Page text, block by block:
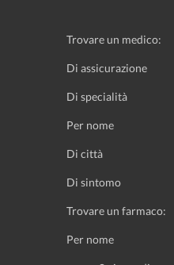
Trovare un medico:
Di assicurazione
Di specialità
Per nome
Di città
Di sintomo
Trovare un farmaco:
Per nome